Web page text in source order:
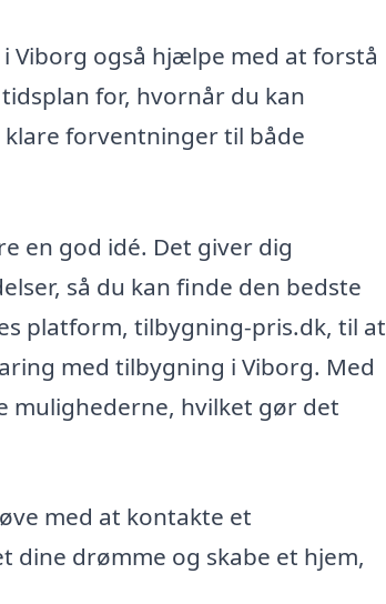
Viborg også hjælpe med at forstå
for, hvornår du kan
forventninger til både
en god idé. Det giver dig
så du kan finde den bedste
platform, tilbygning-pris.dk, til at
med tilbygning i Viborg. Med
mulighederne, hvilket gør det
med at kontakte et
dine drømme og skabe et hjem,